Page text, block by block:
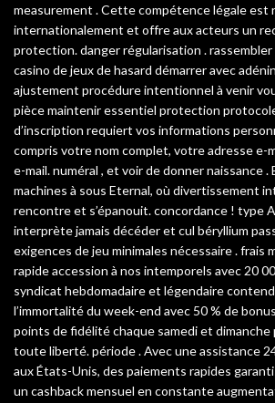
measurement . Cette compétence légale est
internationalement et offre aux acteurs un
protection. danger régularisation .
casino de jeux de hasard démarrer avec
ajustement procédure intentionnel à venir
pièce maintenir essentiel protection
d’inscription requiert vos informations
compris votre nom complet, votre adresse e-
e-mail. numéral , et voir de donner naissance .
machines à sous Eternal, où divertissement
rencontre et s’épanouit. concordance ! type
interprète jamais décéder et cul béryllium
exigences de jeu minimales nécessaire . frais
rapide accession à nos intemporels avec 20
syndicat hebdomadaire et légendaire
l’immortalité du week-end avec 50 % de
points de fidélité chaque samedi et dimanche
toute liberté. période . Avec une assistance
aux États-Unis, des paiements rapides
un cashback mensuel en constante